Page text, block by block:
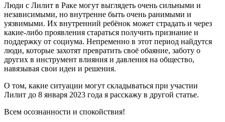
Люди с Лилит в Раке могут выглядеть очень сильными и
независимыми, но внутренне быть очень ранимыми и
уязвимыми. Их внутренний ребёнок может страдать и через
какие-либо проявления стараться получить признание и
поддержку от социума. Непременно в этот период найдутся
люди, которые захотят превратить своё обаяние, заботу о
других в инструмент влияния и давления на общество,
навязывая свои идеи и решения.
О том, какие ситуации могут складываться при участии
Лилит до 8 января 2023 года я расскажу в другой статье.
Всем осознанности и спокойствия!